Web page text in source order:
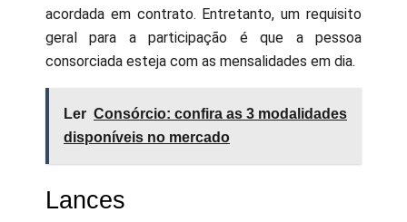
acordada em contrato. Entretanto, um requisito
geral para a participação é que a pessoa
consorciada esteja com as mensalidades em dia.
Ler Consórcio: confira as 3 modalidades
disponíveis no mercado
Lances